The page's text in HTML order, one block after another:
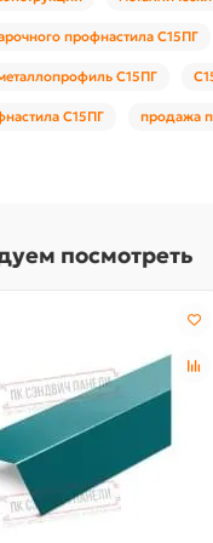
профнастила С15ПГ
С15ПГ
С15ПГ продажа
посмотреть